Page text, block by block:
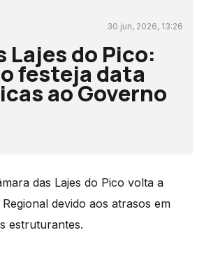
30 jun, 2026, 13:26
Lajes do Pico:
festeja data
ao Governo
das Lajes do Pico volta a
devido aos atrasos em
estruturantes.